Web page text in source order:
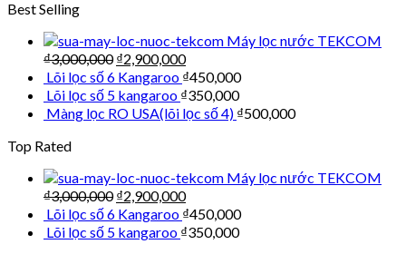
Best Selling
Máy lọc nước TEKCOM
₫3,000,000 ₫2,900,000
Lõi lọc số 6 Kangaroo ₫450,000
Lõi lọc số 5 kangaroo ₫350,000
Màng lọc RO USA(lõi lọc số 4) ₫500,000
Top Rated
Máy lọc nước TEKCOM
₫3,000,000 ₫2,900,000
Lõi lọc số 6 Kangaroo ₫450,000
Lõi lọc số 5 kangaroo ₫350,000